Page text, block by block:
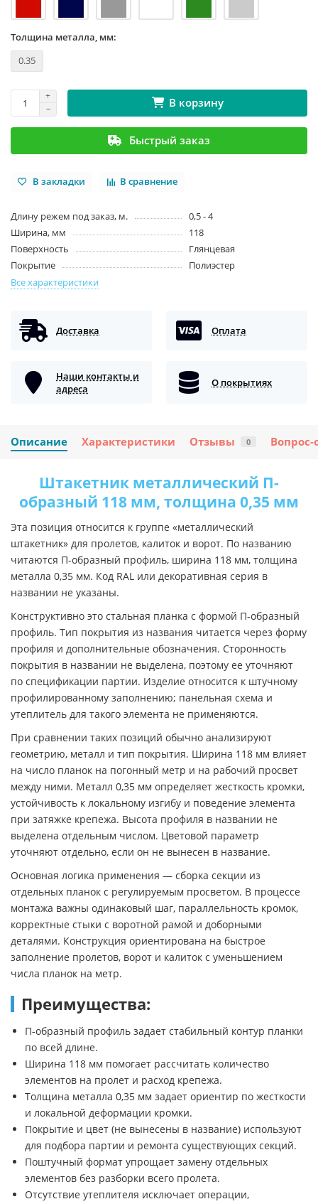
Толщина металла, мм:
0.35
В корзину
Быстрый заказ
В закладки В сравнение
Длину режем под заказ, м.
0,5 - 4
Ширина, мм
118
Поверхность
Глянцевая
Покрытие
Полиэстер
Все характеристики
Доставка Оплата
Наши контакты и
адреса
О покрытиях
Описание Характеристики Отзывы 0 Вопрос-
Штакетник металлический П-
образный 118 мм, толщина 0,35 мм
Эта позиция относится к группе «металлический
штакетник» для пролетов, калиток и ворот. По названию
читаются П-образный профиль, ширина 118 мм, толщина
металла 0,35 мм. Код RAL или декоративная серия в
названии не указаны.
Конструктивно это стальная планка с формой П-образный
профиль. Тип покрытия из названия читается через форму
профиля и дополнительные обозначения. Сторонность
покрытия в названии не выделена, поэтому ее уточняют
по спецификации партии. Изделие относится к штучному
профилированному заполнению; панельная схема и
утеплитель для такого элемента не применяются.
При сравнении таких позиций обычно анализируют
геометрию, металл и тип покрытия. Ширина 118 мм влияет
на число планок на погонный метр и на рабочий просвет
между ними. Металл 0,35 мм определяет жесткость кромки,
устойчивость к локальному изгибу и поведение элемента
при затяжке крепежа. Высота профиля в названии не
выделена отдельным числом. Цветовой параметр
уточняют отдельно, если он не вынесен в название.
Основная логика применения — сборка секции из
отдельных планок с регулируемым просветом. В процессе
монтажа важны одинаковый шаг, параллельность кромок,
корректные стыки с воротной рамой и доборными
деталями. Конструкция ориентирована на быстрое
заполнение пролетов, ворот и калиток с уменьшением
числа планок на метр.
Преимущества:
П-образный профиль задает стабильный контур планки
по всей длине.
Ширина 118 мм помогает рассчитать количество
элементов на пролет и расход крепежа.
Толщина металла 0,35 мм задает ориентир по жесткости
и локальной деформации кромки.
Покрытие и цвет (не вынесены в название) используют
для подбора партии и ремонта существующих секций.
Поштучный формат упрощает замену отдельных
элементов без разборки всего пролета.
Отсутствие утеплителя исключает операции,